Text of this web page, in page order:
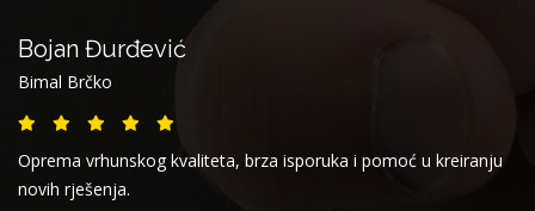
Bojan Đurđević
Bimal Brčko
Oprema vrhunskog kvaliteta, brza isporuka i pomoć u kreiranju
novih rješenja.